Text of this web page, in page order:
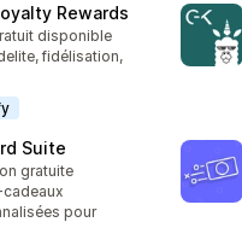
Rewards
disponible
fidélisation,
Suite
gratuite
pour